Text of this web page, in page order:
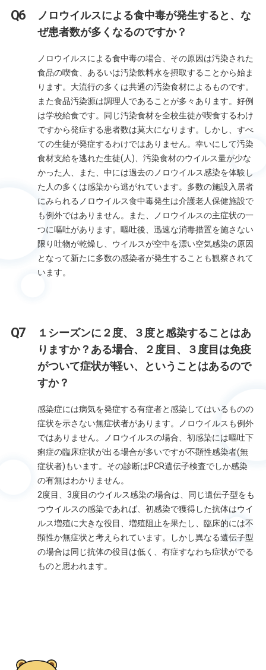
ノロウイルスによる食中毒が発生すると、な
ぜ患者数が多くなるのですか？
ノロウイルスによる食中毒の場合、その原因は汚染された
食品の喫食、あるいは汚染飲料水を摂取することから始ま
ります。大流行の多くは共通の汚染食材によるものです。
また食品汚染源は調理人であることが多々あります。好例
は学校給食です。同じ汚染食材を全校生徒が喫食するわけ
ですから発症する患者数は莫大になります。しかし、すべ
ての生徒が発症するわけではありません。幸いにして汚染
食材支給を逃れた生徒(人)、汚染食材のウイルス量が少な
かった人、また、中には過去のノロウイルス感染を体験し
た人の多くは感染から逃がれています。多数の施設入居者
にみられるノロウイルス食中毒発生は介護老人保健施設で
も例外ではありません。また、ノロウイルスの主症状の一
つに嘔吐があります。嘔吐後、迅速な消毒措置を施さない
限り吐物が乾燥し、ウイルスが空中を漂い空気感染の原因
となって新たに多数の感染者が発生することも観察されて
います。
１シーズンに２度、３度と感染することはあ
りますか？ある場合、２度目、３度目は免疫
がついて症状が軽い、ということはあるので
すか？
感染症には病気を発症する有症者と感染してはいるものの
症状を示さない無症状者があります。ノロウイルスも例外
ではありません。ノロウイルスの場合、初感染には嘔吐下
痢症の臨床症状が出る場合が多いですが不顕性感染者(無
症状者)もいます。その診断はPCR遺伝子検査でしか感染
の有無はわかりません。
2度目、3度目のウイルス感染の場合は、同じ遺伝子型をも
つウイルスの感染であれば、初感染で獲得した抗体はウイ
ルス増殖に大きな役目、増殖阻止を果たし、臨床的には不
顕性か無症状と考えられています。しかし異なる遺伝子型
の場合は同じ抗体の役目は低く、有症すなわち症状がでる
ものと思われます。